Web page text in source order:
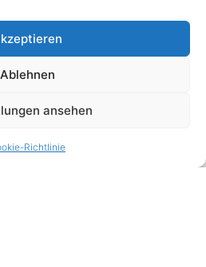
Ablehnen
ansehen
Richtlinie